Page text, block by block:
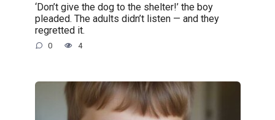
‘Don’t give the dog to the shelter!’ the boy
pleaded. The adults didn’t listen — and they
regretted it.
0 4